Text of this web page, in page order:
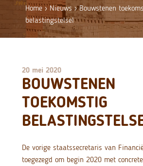
Home ›Nieuws›Bouwstenen
belastingstelsel
20 mei 2020
BOUWSTENEN
TOEKOMSTIG
De vorige staatssecretaris van
toegezegd om begin 2020 met